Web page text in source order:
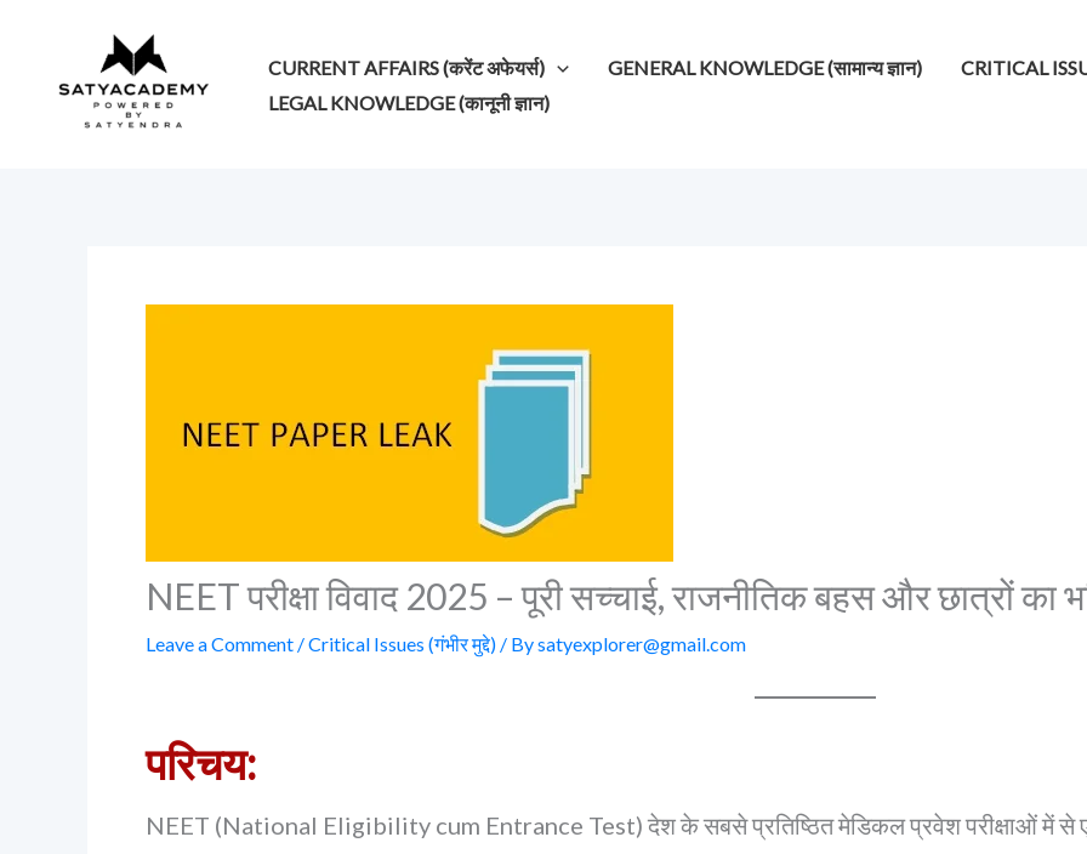
content
CURRENT AFFAIRS (करेंट अफेयर्स) GENERAL KNOWLEDGE (सामान्य ज्ञान)
CRITICAL
LEGAL KNOWLEDGE (कानूनी ज्ञान)
NEET परीक्षा विवाद 2025 – पूरी सच्चाई, राजनीतिक बहस और छात्रों का
Leave a Comment /Critical Issues (गंभीर मुद्दे) / Bysatyexplorer@gmail.com
परिचय:
NEET (National Eligibility cum Entrance Test) देश के सबसे प्रतिष्ठित मेडिकल प्रवेश परीक्षाओं में से